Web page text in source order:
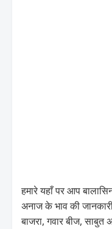
हमारे यहाँ पर आप
अनाज के भाव की
बाजरा, गवार बीज,